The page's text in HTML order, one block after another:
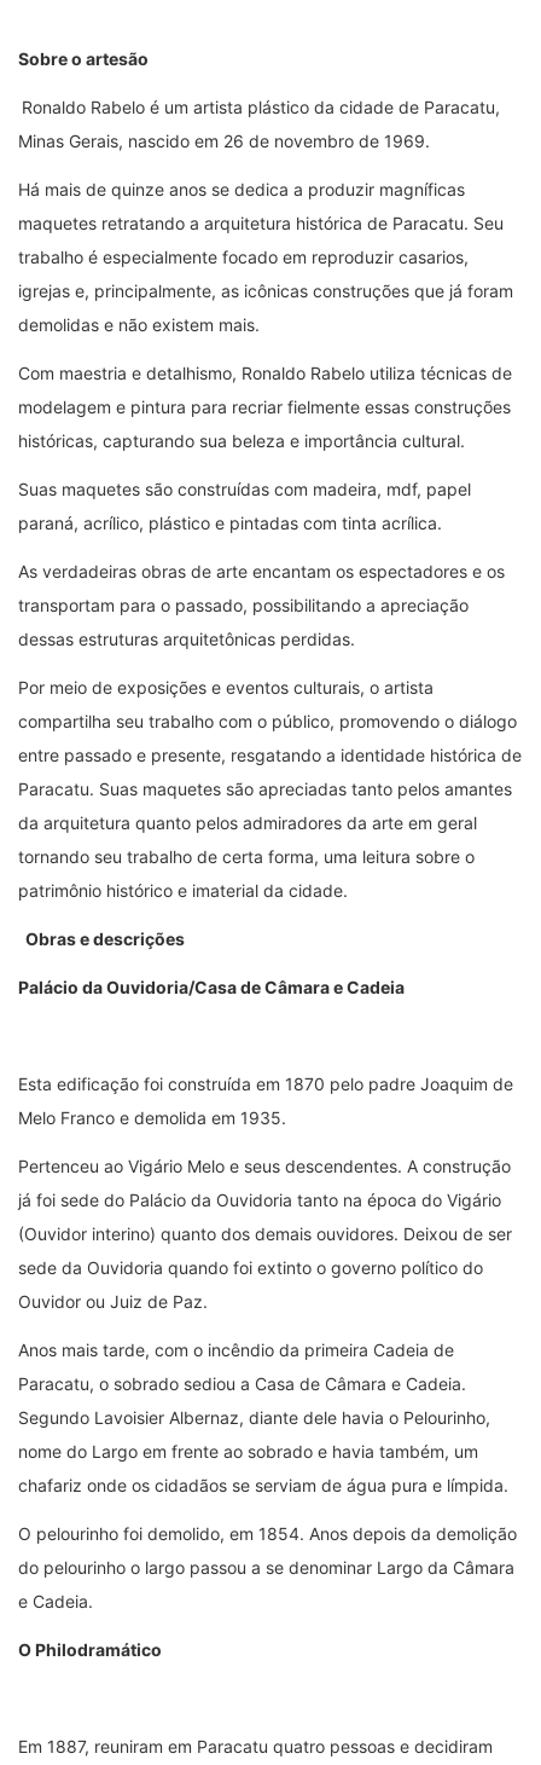
Sobre o artesão
Ronaldo Rabelo é um artista plástico da cidade de Paracatu,
Minas Gerais, nascido em 26 de novembro de 1969.
Há mais de quinze anos se dedica a produzir magníficas
maquetes retratando a arquitetura histórica de Paracatu. Seu
trabalho é especialmente focado em reproduzir casarios,
igrejas e, principalmente, as icônicas construções que já foram
demolidas e não existem mais.
Com maestria e detalhismo, Ronaldo Rabelo utiliza técnicas de
modelagem e pintura para recriar fielmente essas construções
históricas, capturando sua beleza e importância cultural.
Suas maquetes são construídas com madeira, mdf, papel
paraná, acrílico, plástico e pintadas com tinta acrílica.
As verdadeiras obras de arte encantam os espectadores e os
transportam para o passado, possibilitando a apreciação
dessas estruturas arquitetônicas perdidas.
Por meio de exposições e eventos culturais, o artista
compartilha seu trabalho com o público, promovendo o diálogo
entre passado e presente, resgatando a identidade histórica de
Paracatu. Suas maquetes são apreciadas tanto pelos amantes
da arquitetura quanto pelos admiradores da arte em geral
tornando seu trabalho de certa forma, uma leitura sobre o
patrimônio histórico e imaterial da cidade.
Obras e descrições
Palácio da Ouvidoria/Casa de Câmara e Cadeia
Esta edificação foi construída em 1870 pelo padre Joaquim de
Melo Franco e demolida em 1935.
Pertenceu ao Vigário Melo e seus descendentes. A construção
já foi sede do Palácio da Ouvidoria tanto na época do Vigário
(Ouvidor interino) quanto dos demais ouvidores. Deixou de ser
sede da Ouvidoria quando foi extinto o governo político do
Ouvidor ou Juiz de Paz.
Anos mais tarde, com o incêndio da primeira Cadeia de
Paracatu, o sobrado sediou a Casa de Câmara e Cadeia.
Segundo Lavoisier Albernaz, diante dele havia o Pelourinho,
nome do Largo em frente ao sobrado e havia também, um
chafariz onde os cidadãos se serviam de água pura e límpida.
O pelourinho foi demolido, em 1854. Anos depois da demolição
do pelourinho o largo passou a se denominar Largo da Câmara
e Cadeia.
O Philodramático
Em 1887, reuniram em Paracatu quatro pessoas e decidiram